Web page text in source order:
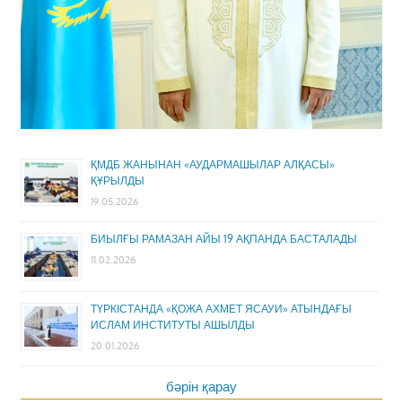
ҚМДБ ЖАНЫНАН «АУДАРМАШЫЛАР АЛҚАСЫ»
ҚҰРЫЛДЫ
19.05.2026
БИЫЛҒЫ РАМАЗАН АЙЫ 19 АҚПАНДА БАСТАЛАДЫ
11.02.2026
ТҮРКІСТАНДА «ҚОЖА АХМЕТ ЯСАУИ» АТЫНДАҒЫ
ИСЛАМ ИНСТИТУТЫ АШЫЛДЫ
20.01.2026
бәрін қарау